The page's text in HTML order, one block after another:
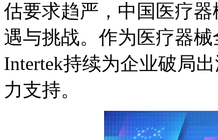
估要求趋严，中国医疗
遇与挑战。作为医疗器
Intertek持续为企业破局
力支持。